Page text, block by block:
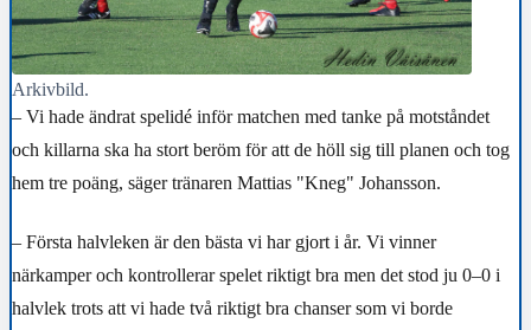
Arkivbild.
– Vi hade ändrat spelidé inför matchen med tanke på motståndet
och killarna ska ha stort beröm för att de höll sig till planen och tog
hem tre poäng, säger tränaren Mattias "Kneg" Johansson.
– Första halvleken är den bästa vi har gjort i år. Vi vinner
närkamper och kontrollerar spelet riktigt bra men det stod ju 0–0 i
halvlek trots att vi hade två riktigt bra chanser som vi borde